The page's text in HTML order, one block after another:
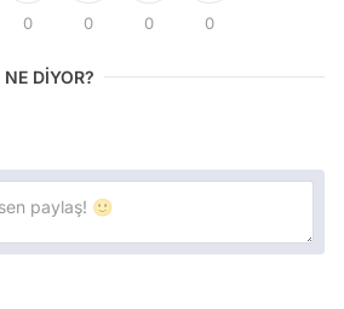
0 0 0 0
DİYOR?